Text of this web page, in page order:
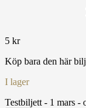
5 kr
Köp bara den här
I lager
Testbiljett - 1 mars -